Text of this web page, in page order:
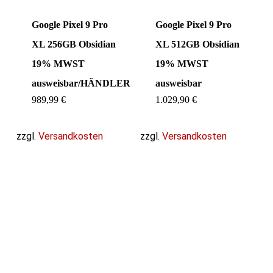
Google Pixel 9 Pro
XL 256GB Obsidian
19% MWST
ausweisbar/HÄNDLER
989,99€
zzgl.Versandkosten
Google Pixel 9 Pro
XL 512GB Obsidian
19% MWST
ausweisbar
1.029,90€
zzgl.Versandkosten